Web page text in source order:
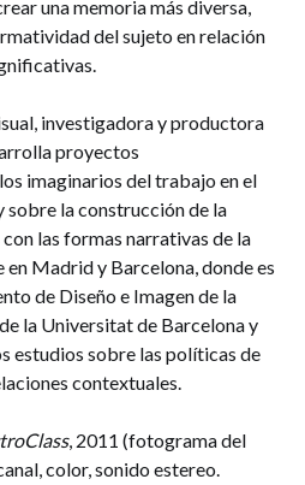
una memoria más diversa,
del sujeto en relación
investigadora y productora
proyectos
imaginarios del trabajo en el
la construcción de la
las formas narrativas de la
Madrid y Barcelona, donde es
de Diseño e Imagen de la
la Universitat de Barcelona y
estudios sobre las políticas de
contextuales.
, 2011 (fotograma del
color, sonido estereo.